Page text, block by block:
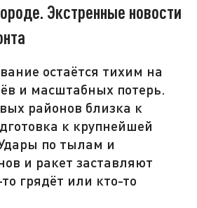
Экстренные новости
остаётся тихим на
и масштабных потерь.
районов близка к
к крупнейшей
по тылам и
и ракет заставляют
грядёт или кто-то